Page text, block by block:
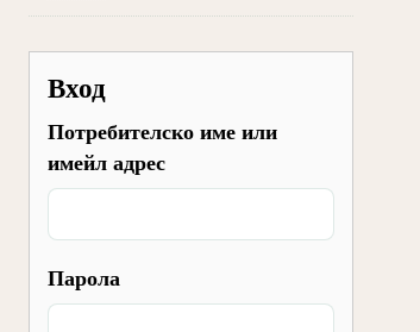
Вход
Потребителско име или
имейл адрес
Парола